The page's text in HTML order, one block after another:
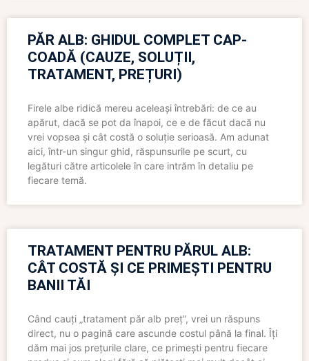
PĂR ALB: GHIDUL COMPLET CAP-
COADĂ (CAUZE, SOLUȚII,
TRATAMENT, PREȚURI)
Firele albe ridică mereu aceleași întrebări: de ce au
apărut, dacă se pot da înapoi, ce e de făcut dacă nu
vrei vopsea și cât costă o soluție serioasă. Am adunat
aici, într-un singur ghid, răspunsurile pe scurt, cu
legături către articolele în care intrăm în detaliu pe
fiecare temă.
TRATAMENT PENTRU PĂRUL ALB:
CÂT COSTĂ ȘI CE PRIMEȘTI PENTRU
BANII TĂI
Când cauți „tratament păr alb preț”, vrei un răspuns
direct, nu o pagină care ascunde costul până la final. Îți
dăm mai jos prețurile clare, ce primești pentru fiecare